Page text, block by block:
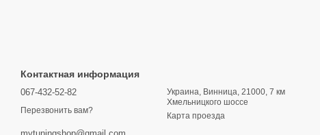
Контактная информация
067-432-52-82
Перезвонить вам?
Украина, Винница, 21000, 7 км
Хмельницкого шоссе
Карта проезда